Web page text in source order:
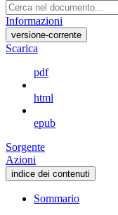
Informazioni
versione-corrente
Scarica
pdf
html
epub
Sorgente
Azioni
indice dei contenuti
Sommario